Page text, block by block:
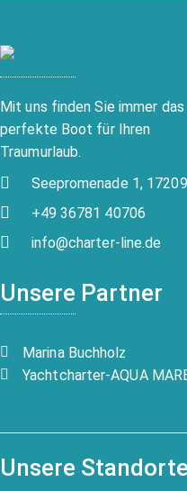
Mit uns finden Sie immer das
perfekte Boot für Ihren
Traumurlaub.
Seepromenade 1,
+49 36781 40706
info@charter-line.de
Unsere Partner
Marina Buchholz
Yachtcharter-AQUA
Unsere Standorte